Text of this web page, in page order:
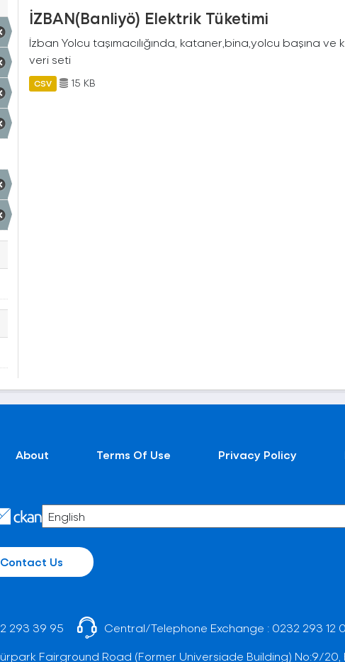
İZBAN(Banliyö) Elektrik Tüketimi
İzban Yolcu taşımacılığında, kataner,bina,yolcu başına
veri seti
CSV 15 KB
About Terms Of Use Privacy Policy
Contact Us
293 39 95 Central/Telephone Exchange : 0232 293 12
Fairground Road (Former Universiade Building) No:9/20,